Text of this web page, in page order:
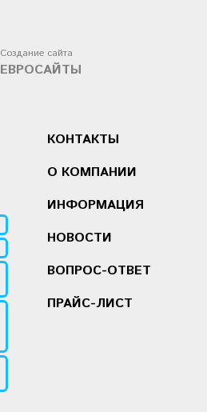
Создание сайта
ЕВРОСАЙТЫ
КОНТАКТЫ
О КОМПАНИИ
ИНФОРМАЦИЯ
НОВОСТИ
ВОПРОС-ОТВЕТ
ПРАЙС-ЛИСТ